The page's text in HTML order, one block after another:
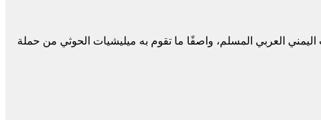
العربي المسلم، واصفًا ما تقوم به ميليشيات الحوثي من حملة